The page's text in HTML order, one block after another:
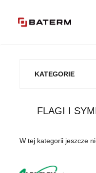
KATEGORIE
FLAGI I
W tej kategorii jeszcze